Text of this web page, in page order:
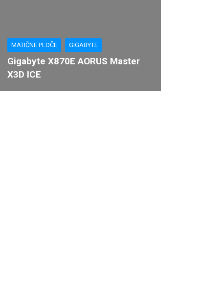
MATIČNE PLOČE GIGABYTE
Gigabyte X870E AORUS Master
X3D ICE